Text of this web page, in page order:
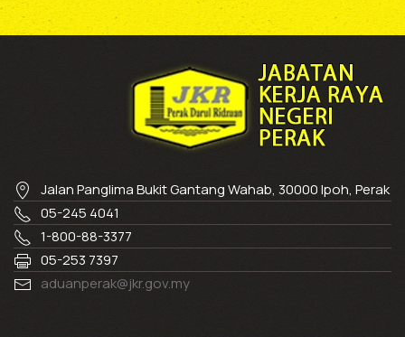
Jalan Panglima Bukit Gantang Wahab, 30000 Ipoh, Perak
05-245 4041
1-800-88-3377
05-253 7397
aduanperak@jkr.gov.my